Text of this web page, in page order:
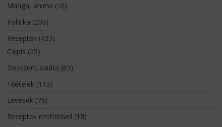
Manga, anime (16)
Politika (200)
Receptek(433)
Calpis (25)
Desszert, saláta (83)
Főételek(113)
Levesek(76)
Receptek rizsfőzővel (18)